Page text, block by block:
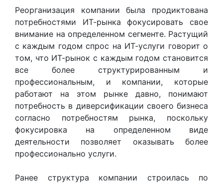
Реорганизация компании была продиктована
потребностями ИТ-рынка фокусировать свое
внимание на определенном сегменте. Растущий
с каждым годом спрос на ИТ-услуги говорит о
том, что ИТ-рынок с каждым годом становится
все более структурированным и
профессиональным, и компании, которые
работают на этом рынке давно, понимают
потребность в диверсификации своего бизнеса
согласно потребностям рынка, поскольку
фокусировка на определенном виде
деятельности позволяет оказывать более
профессионально услуги.
Ранее структура компании строилась по